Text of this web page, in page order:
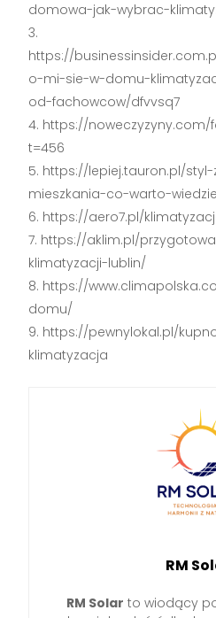
domowa-jak-wybrac-
https://
o-mi-sie-w-domu-
od-fachowcow/dfvvsq7
https://
t=456
https://lepiej.tauron.pl/
mieszkania-co-warto-
https://aero7.pl/
https://aklim.pl/
klimatyzacji-lublin/
https://
domu/
https://pewnylokal.pl/
klimatyzacja
RM
RM Solar to wiodący